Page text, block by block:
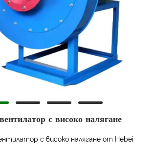
с високо налягане
с високо налягане от Hebei